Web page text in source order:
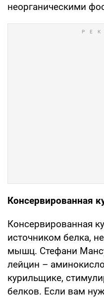
неорганическими
Консервированная
Консервированная
источником белка,
мышц. Стефани
лейцин –
курильщике,
белков. Если вам